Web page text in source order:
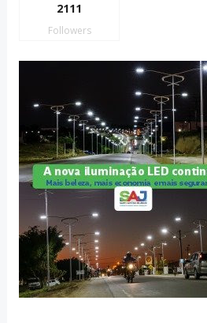
2111
Followers